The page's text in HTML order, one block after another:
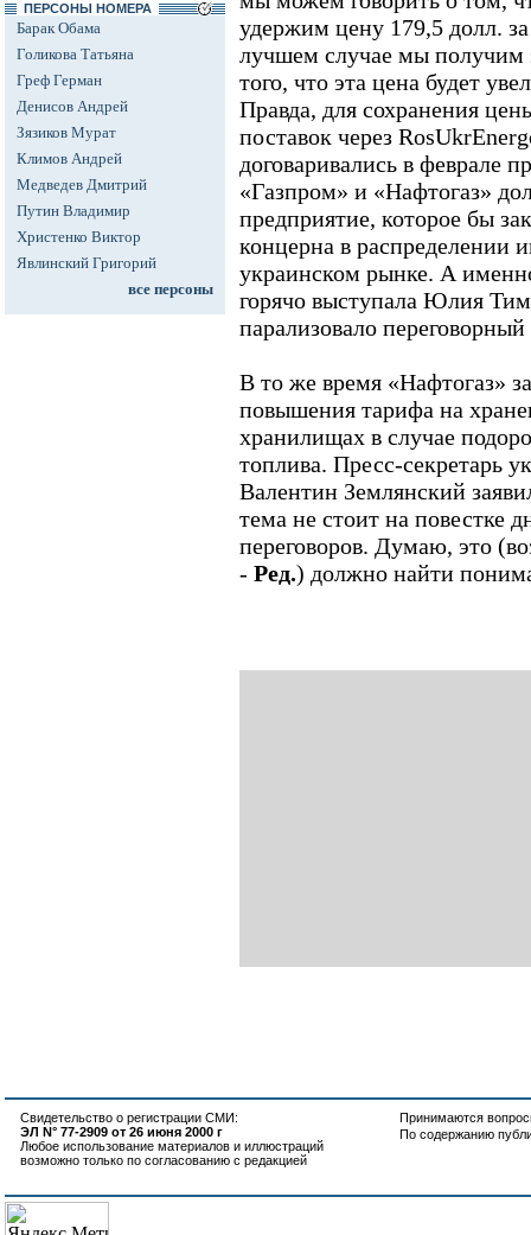
ПЕРСОНЫ НОМЕРА
Барак Обама
Голикова Татьяна
Греф Герман
Денисов Андрей
Зязиков Мурат
Климов Андрей
Медведев Дмитрий
Путин Владимир
Христенко Виктор
Явлинский Григорий
все персоны
удержим цену 179,5 долл.
лучшем случае мы получим
того, что эта цена будет
Правда, для сохранения
поставок через
договаривались в феврале
«Газпром» и «Нафтогаз»
предприятие, которое бы
концерна в распределении
украинском рынке. А
горячо выступала Юлия
парализовало
В то же время «Нафтогаз»
повышения тарифа на
хранилищах в случае
топлива. Пресс-секретарь
Валентин Землянский
тема не стоит на повестке
переговоров. Думаю, это
- Ред.) должно найти
Свидетельство о регистрации СМИ:
ЭЛ N° 77-2909 от 26 июня 2000 г
Любое использование материалов и иллюстраций
возможно только по согласованию с редакцией
Принимаются
По содержанию